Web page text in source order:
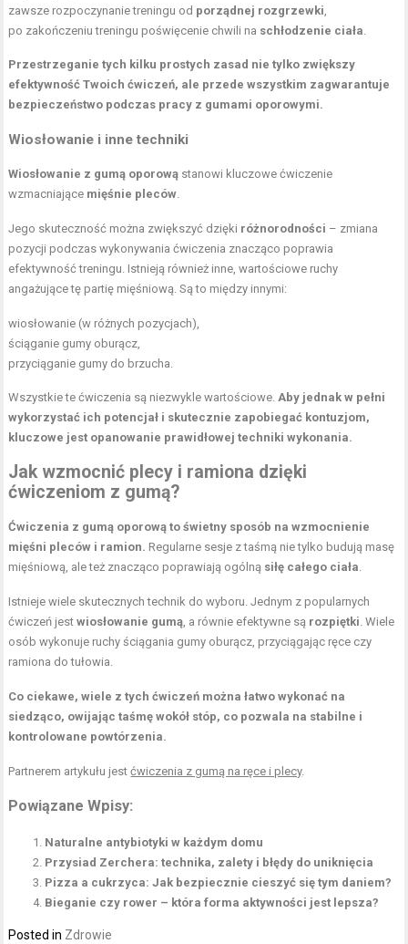
zawsze rozpoczynanie treningu od porządnej rozgrzewki,
po zakończeniu treningu poświęcenie chwili na schłodzenie ciała.
Przestrzeganie tych kilku prostych zasad nie tylko zwiększy
efektywność Twoich ćwiczeń, ale przede wszystkim zagwarantuje
bezpieczeństwo podczas pracy z gumami oporowymi.
Wiosłowanie i inne techniki
Wiosłowanie z gumą oporową stanowi kluczowe ćwiczenie
wzmacniające mięśnie pleców.
Jego skuteczność można zwiększyć dzięki różnorodności – zmiana
pozycji podczas wykonywania ćwiczenia znacząco poprawia
efektywność treningu. Istnieją również inne, wartościowe ruchy
angażujące tę partię mięśniową. Są to między innymi:
wiosłowanie (w różnych pozycjach),
ściąganie gumy oburącz,
przyciąganie gumy do brzucha.
Wszystkie te ćwiczenia są niezwykle wartościowe.Aby jednak w pełni
wykorzystać ich potencjał i skutecznie zapobiegać kontuzjom,
kluczowe jest opanowanie prawidłowej techniki wykonania.
Jak wzmocnić plecy i ramiona dzięki
ćwiczeniom z gumą?
Ćwiczenia z gumą oporową to świetny sposób na wzmocnienie
mięśni pleców i ramion. Regularne sesje z taśmą nie tylko budują masę
mięśniową, ale też znacząco poprawiają ogólną siłę całego ciała.
Istnieje wiele skutecznych technik do wyboru. Jednym z popularnych
ćwiczeń jestwiosłowanie gumą, a równie efektywne są rozpiętki. Wiele
osób wykonuje ruchy ściągania gumy oburącz, przyciągając ręce czy
ramiona do tułowia.
Co ciekawe, wiele z tych ćwiczeń można łatwo wykonać na
siedząco, owijając taśmę wokół stóp, co pozwala na stabilne i
kontrolowane powtórzenia.
Partnerem artykułu jestćwiczenia z gumą na ręce i plecy.
Powiązane Wpisy:
Naturalne antybiotyki w każdym domu
Przysiad Zerchera: technika, zalety i błędy do uniknięcia
Pizza a cukrzyca: Jak bezpiecznie cieszyć się tym daniem?
Bieganie czy rower – która forma aktywności jest lepsza?
Posted in Zdrowie